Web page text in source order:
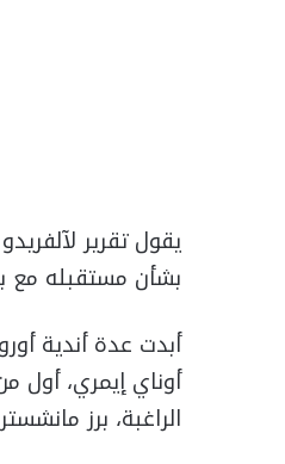
يقول تقرير
بشأن مستقبله مع
أبدت عدة أندية
أوناي إيمري، أول
الراغبة، برز